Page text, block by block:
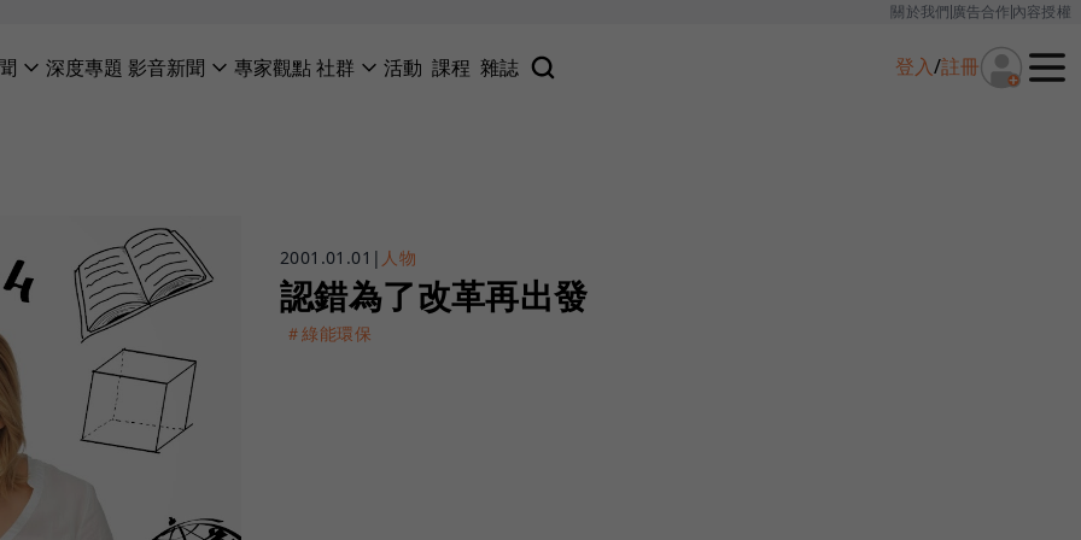
關於我們廣告合作內容授權
深度專題 影音新聞 專家觀點社群 活動 課程 雜誌 登入/註冊
2001.01.01 | 人物
認錯為了改革再出發
＃綠能環保